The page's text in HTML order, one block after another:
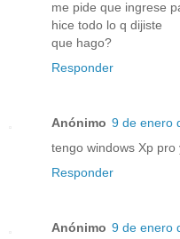
me pide que ingrese
hice todo lo q dijiste
que hago?
Responder
Anónimo 9 de enero
tengo windows Xp pro
Responder
Anónimo 9 de enero